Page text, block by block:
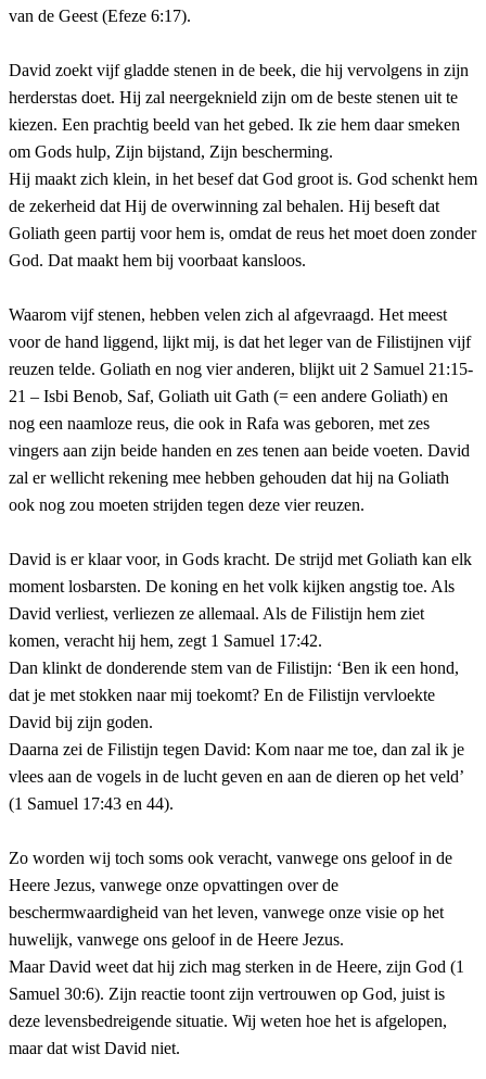
van de Geest (Efeze 6:17).
David zoekt vijf gladde stenen in de beek, die hij vervolgens in zijn
herderstas doet. Hij zal neergeknield zijn om de beste stenen uit te
kiezen. Een prachtig beeld van het gebed. Ik zie hem daar smeken
om Gods hulp, Zijn bijstand, Zijn bescherming.
Hij maakt zich klein, in het besef dat God groot is. God schenkt hem
de zekerheid dat Hij de overwinning zal behalen. Hij beseft dat
Goliath geen partij voor hem is, omdat de reus het moet doen zonder
God. Dat maakt hem bij voorbaat kansloos.
Waarom vijf stenen, hebben velen zich al afgevraagd. Het meest
voor de hand liggend, lijkt mij, is dat het leger van de Filistijnen vijf
reuzen telde. Goliath en nog vier anderen, blijkt uit 2 Samuel 21:15-
21 – Isbi Benob, Saf, Goliath uit Gath (= een andere Goliath) en
nog een naamloze reus, die ook in Rafa was geboren, met zes
vingers aan zijn beide handen en zes tenen aan beide voeten. David
zal er wellicht rekening mee hebben gehouden dat hij na Goliath
ook nog zou moeten strijden tegen deze vier reuzen.
David is er klaar voor, in Gods kracht. De strijd met Goliath kan elk
moment losbarsten. De koning en het volk kijken angstig toe. Als
David verliest, verliezen ze allemaal. Als de Filistijn hem ziet
komen, veracht hij hem, zegt 1 Samuel 17:42.
Dan klinkt de donderende stem van de Filistijn: ‘Ben ik een hond,
dat je met stokken naar mij toekomt? En de Filistijn vervloekte
David bij zijn goden.
Daarna zei de Filistijn tegen David: Kom naar me toe, dan zal ik je
vlees aan de vogels in de lucht geven en aan de dieren op het veld’
(1 Samuel 17:43 en 44).
Zo worden wij toch soms ook veracht, vanwege ons geloof in de
Heere Jezus, vanwege onze opvattingen over de
beschermwaardigheid van het leven, vanwege onze visie op het
huwelijk, vanwege ons geloof in de Heere Jezus.
Maar David weet dat hij zich mag sterken in de Heere, zijn God (1
Samuel 30:6). Zijn reactie toont zijn vertrouwen op God, juist is
deze levensbedreigende situatie. Wij weten hoe het is afgelopen,
maar dat wist David niet.